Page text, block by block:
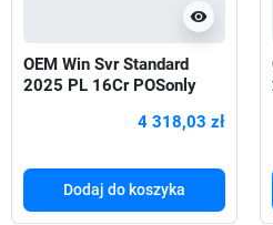
visibility
OEM Win Svr Standard
2025 PL 16Cr POSonly
4 318,03 zł
Dodaj do koszyka